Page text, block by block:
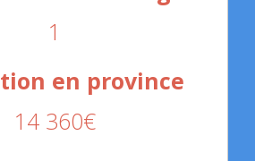
1
14 360€